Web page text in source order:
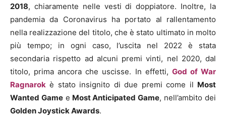
2018, chiaramente nelle vesti di doppiatore. Inoltre, la
pandemia da Coronavirus ha portato al rallentamento
nella realizzazione del titolo, che è stato ultimato in molto
più tempo; in ogni caso, l’uscita nel 2022 è stata
secondaria rispetto ad alcuni premi vinti, nel 2020, dal
titolo, prima ancora che uscisse. In effetti, God of War
Ragnarok è stato insignito di due premi come il Most
Wanted Gamee Most Anticipated Game, nell’ambito dei
Golden Joystick Awards.